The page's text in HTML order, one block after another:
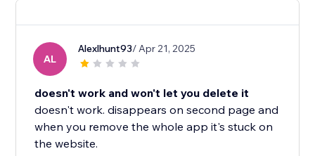
AL
Alexlhunt93/ Apr 21, 2025
doesn't work and won't let you delete it
doesn't work. disappears on second page and
when you remove the whole app it's stuck on
the website.